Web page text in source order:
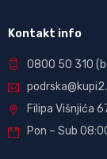
Kontakt info
0800 50 310
Filipa Višnjića
Pon – Sub